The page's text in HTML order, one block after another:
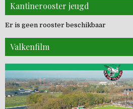
Kantinerooster jeugd
Er is geen rooster beschikbaar
Valkenfilm